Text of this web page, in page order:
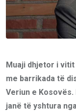
Muaji dhjetor i
me barrikada të
Veriun e
janë të yshtura